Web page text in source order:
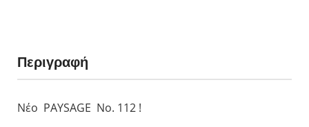
Περιγραφή
Νέο PAYSAGE Νο. 112 !